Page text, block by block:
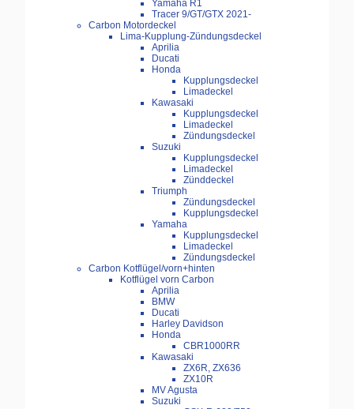
Yamaha R1
Tracer 9/GT/GTX 2021-
Carbon Motordeckel
Lima-Kupplung-Zündungsdeckel
Aprilia
Ducati
Honda
Kupplungsdeckel
Limadeckel
Kawasaki
Kupplungsdeckel
Limadeckel
Zündungsdeckel
Suzuki
Kupplungsdeckel
Limadeckel
Zünddeckel
Triumph
Zündungsdeckel
Kupplungsdeckel
Yamaha
Kupplungsdeckel
Limadeckel
Zündungsdeckel
Carbon Kotflügel/vorn+hinten
Kotflügel vorn Carbon
Aprilia
BMW
Ducati
Harley Davidson
Honda
CBR1000RR
Kawasaki
ZX6R, ZX636
ZX10R
MV Agusta
Suzuki